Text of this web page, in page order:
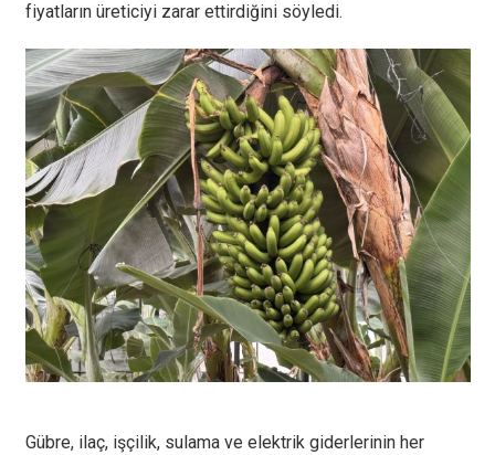
fiyatların üreticiyi zarar ettirdiğini söyledi.
Gübre, ilaç, işçilik, sulama ve elektrik giderlerinin her